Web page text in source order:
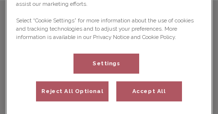
Is jouw huisdier verzekerd?
Onze huisdieren maken deel uit van het gezin. We geven
ze de beste zorg die er is. Maar ondanks goede
verzorging kunnen ze onverwacht ziek worden of
assist our marketing efforts.
Select “Cookie Settings” for more information about the use of cookies
and tracking technologies and to adjust your preferences. More
information is available in our Privacy Notice and Cookie Policy.
Settings
Reject All Optional Accept All